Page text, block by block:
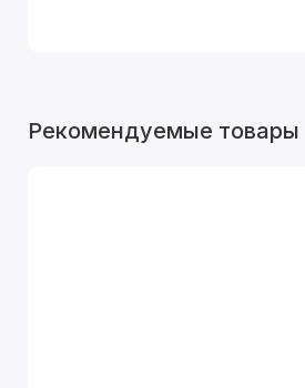
Рекомендуемые товары